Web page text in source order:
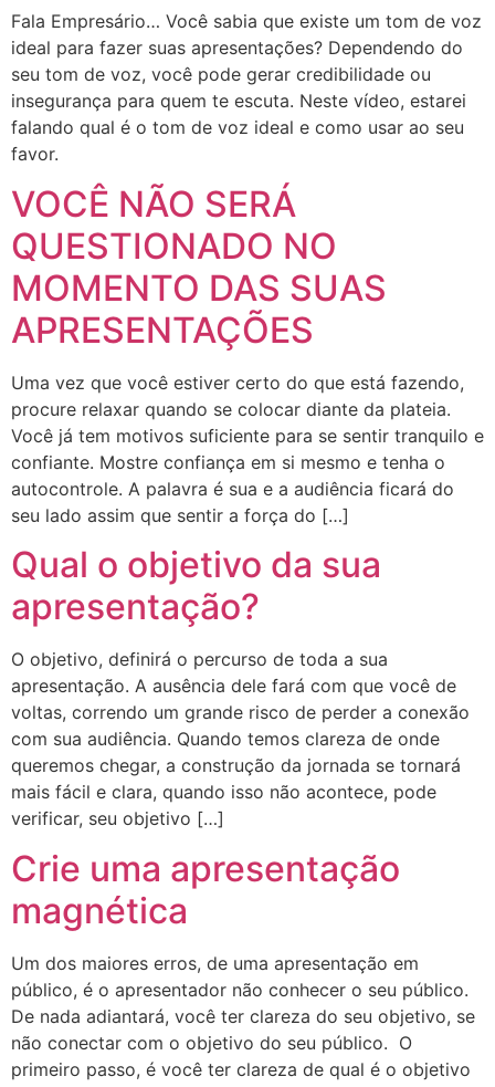
Fala Empresário… Você sabia que existe um tom de voz
ideal para fazer suas apresentações? Dependendo do
seu tom de voz, você pode gerar credibilidade ou
insegurança para quem te escuta. Neste vídeo, estarei
falando qual é o tom de voz ideal e como usar ao seu
favor.
VOCÊ NÃO SERÁ
QUESTIONADO NO
MOMENTO DAS SUAS
APRESENTAÇÕES
Uma vez que você estiver certo do que está fazendo,
procure relaxar quando se colocar diante da plateia.
Você já tem motivos suficiente para se sentir tranquilo e
confiante. Mostre confiança em si mesmo e tenha o
autocontrole. A palavra é sua e a audiência ficará do
seu lado assim que sentir a força do […]
Qual o objetivo da sua
apresentação?
O objetivo, definirá o percurso de toda a sua
apresentação. A ausência dele fará com que você de
voltas, correndo um grande risco de perder a conexão
com sua audiência. Quando temos clareza de onde
queremos chegar, a construção da jornada se tornará
mais fácil e clara, quando isso não acontece, pode
verificar, seu objetivo […]
Crie uma apresentação
magnética
Um dos maiores erros, de uma apresentação em
público, é o apresentador não conhecer o seu público.
De nada adiantará, você ter clareza do seu objetivo, se
não conectar com o objetivo do seu público. O
primeiro passo, é você ter clareza de qual é o objetivo